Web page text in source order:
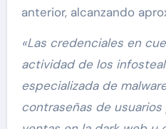
anterior, alcanzando
«Las credenciales en
actividad de los
especializada de
contraseñas de